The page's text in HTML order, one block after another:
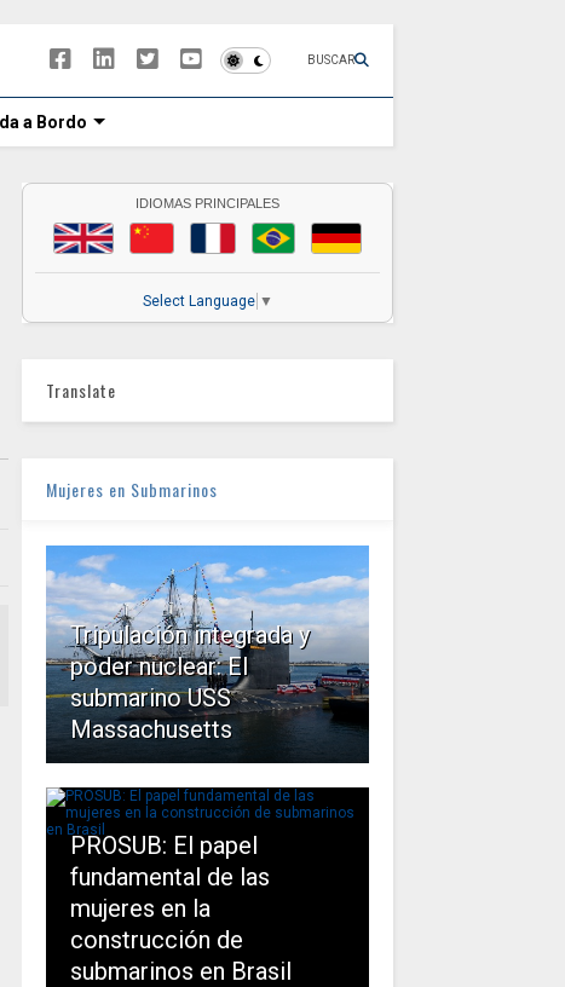
BUSCAR
a Bordo
IDIOMAS PRINCIPALES
Select Language ▼
Translate
Mujeres en Submarinos
Tripulación integrada y
poder nuclear: El
submarino USS
Massachusetts
PROSUB: El papel
fundamental de las
mujeres en la
construcción de
submarinos en Brasil